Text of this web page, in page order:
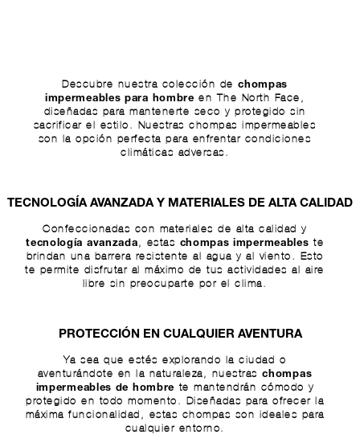
Descubre nuestra colección dechompas
impermeables para hombre en The North Face,
diseñadas para mantenerte seco y protegido sin
sacrificar el estilo. Nuestras chompas impermeables
son la opción perfecta para enfrentar condiciones
climáticas adversas.
TECNOLOGÍA AVANZADA Y MATERIALES DE ALTA CALIDAD
Confeccionadas con materiales de alta calidad y
tecnología avanzada, estas chompas impermeables te
brindan una barrera resistente al agua y al viento. Esto
te permite disfrutar al máximo de tus actividades al aire
libre sin preocuparte por el clima.
PROTECCIÓN EN CUALQUIER AVENTURA
Ya sea que estés explorando la ciudad o
aventurándote en la naturaleza, nuestraschompas
impermeables de hombre
te mantendrán cómodo y
protegido en todo momento. Diseñadas para ofrecer la
máxima funcionalidad, estas chompas son ideales para
cualquier entorno.